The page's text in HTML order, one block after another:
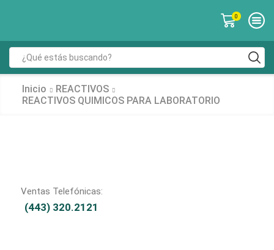
0
Inicio
REACTIVOS
REACTIVOS QUIMICOS PARA LABORATORIO
Ventas Telefónicas:
(443) 320.2121